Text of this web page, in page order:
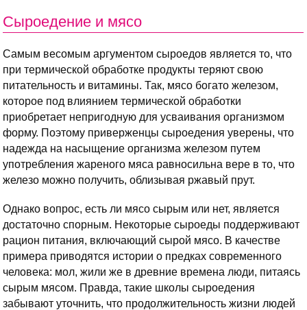
Сыроедение и мясо
Самым весомым аргументом сыроедов является то, что
при термической обработке продукты теряют свою
питательность и витамины. Так, мясо богато железом,
которое под влиянием термической обработки
приобретает непригодную для усваивания организмом
форму. Поэтому приверженцы сыроедения уверены, что
надежда на насыщение организма железом путем
употребления жареного мяса равносильна вере в то, что
железо можно получить, облизывая ржавый прут.
Однако вопрос, есть ли мясо сырым или нет, является
достаточно спорным. Некоторые сыроеды поддерживают
рацион питания, включающий сырой мясо. В качестве
примера приводятся истории о предках современного
человека: мол, жили же в древние времена люди, питаясь
сырым мясом. Правда, такие школы сыроедения
забывают уточнить, что продолжительность жизни людей